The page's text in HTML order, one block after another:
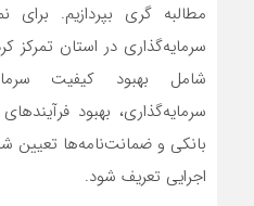
مطالبه گری بپردازیم.
سرمایه‌گذاری در استان
شامل بهبود کیفیت
سرمایه‌گذاری، بهبود
بانکی و ضمانت‌نامه‌ها تعیین
اجرایی تعریف شود.